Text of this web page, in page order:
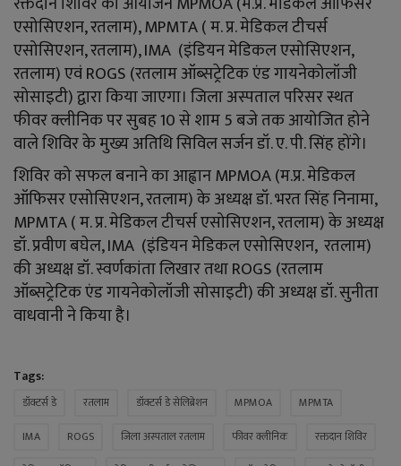
Language
English Hiindi
एसोसिएशन, रतलाम), MPMTA ( म. प्र. मेडिकल टीचर्स
एसोसिएशन, रतलाम), IMA (इंडियन मेडिकल एसोसिएशन,
रतलाम) एवं ROGS (रतलाम ऑब्सट्रेटिक एंड गायनेकोलॉजी
सोसाइटी) द्वारा किया जाएगा। जिला अस्पताल परिसर स्थत
फीवर क्लीनिक पर सुबह 10 से शाम 5 बजे तक आयोजित होने
वाले शिविर के मुख्य अतिथि सिविल सर्जन डॉ. ए. पी. सिंह होंगे।
शिविर को सफल बनाने का आह्वान MPMOA (म.प्र. मेडिकल
ऑफिसर एसोसिएशन, रतलाम) के अध्यक्ष डॉ. भरत सिंह निनामा,
MPMTA ( म. प्र. मेडिकल टीचर्स एसोसिएशन, रतलाम) के अध्यक्ष
डॉ. प्रवीण बघेल, IMA (इंडियन मेडिकल एसोसिएशन, रतलाम)
की अध्यक्ष डॉ. स्वर्णकांता लिखार तथा ROGS (रतलाम
ऑब्सट्रेटिक एंड गायनेकोलॉजी सोसाइटी) की अध्यक्ष डॉ. सुनीता
वाधवानी ने किया है।
Tags:
डॉक्टर्स डे रतलाम डॉक्टर्स डे सेलिब्रेशन MPMOA
MPMTA
IMA
ROGS जिला अस्पताल रतलाम फीवर क्लीनिक
रक्तदान शिविर